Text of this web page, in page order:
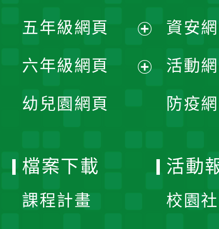
單
選
單
開
選
五年級網頁
開
六年級網頁
幼兒園網頁
資安
活動
防疫
檔案下載
課程計畫
活動
校園